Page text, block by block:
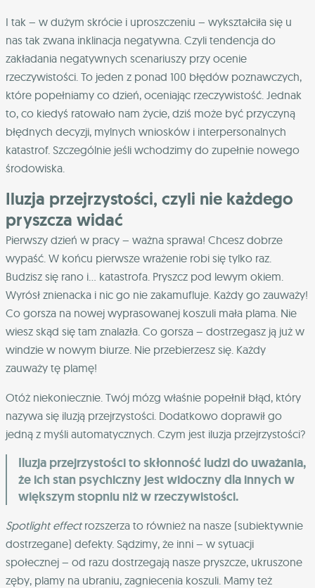
I tak – w dużym skrócie i uproszczeniu – wykształciła się u
nas tak zwana inklinacja negatywna. Czyli tendencja do
zakładania negatywnych scenariuszy przy ocenie
rzeczywistości. To jeden z ponad 100 błędów poznawczych,
które popełniamy co dzień, oceniając rzeczywistość. Jednak
to, co kiedyś ratowało nam życie, dziś może być przyczyną
błędnych decyzji, mylnych wniosków i interpersonalnych
katastrof. Szczególnie jeśli wchodzimy do zupełnie nowego
środowiska.
Iluzja przejrzystości, czyli nie każdego
pryszcza widać
Pierwszy dzień w pracy – ważna sprawa! Chcesz dobrze
wypaść. W końcu pierwsze wrażenie robi się tylko raz.
Budzisz się rano i… katastrofa. Pryszcz pod lewym okiem.
Wyrósł znienacka i nic go nie zakamufluje. Każdy go zauważy!
Co gorsza na nowej wyprasowanej koszuli mała plama. Nie
wiesz skąd się tam znalazła. Co gorsza – dostrzegasz ją już w
windzie w nowym biurze. Nie przebierzesz się. Każdy
zauważy tę plamę!
Otóż niekoniecznie. Twój mózg właśnie popełnił błąd, który
nazywa się iluzją przejrzystości. Dodatkowo doprawił go
jedną z myśli automatycznych. Czym jest iluzja przejrzystości?
Iluzja przejrzystości to skłonność ludzi do uważania,
że ich stan psychiczny jest widoczny dla innych w
większym stopniu niż w rzeczywistości.
Spotlight effectrozszerza to również na nasze (subiektywnie
dostrzegane) defekty. Sądzimy, że inni – w sytuacji
społecznej – od razu dostrzegają nasze pryszcze, ukruszone
zęby, plamy na ubraniu, zagniecenia koszuli. Mamy też